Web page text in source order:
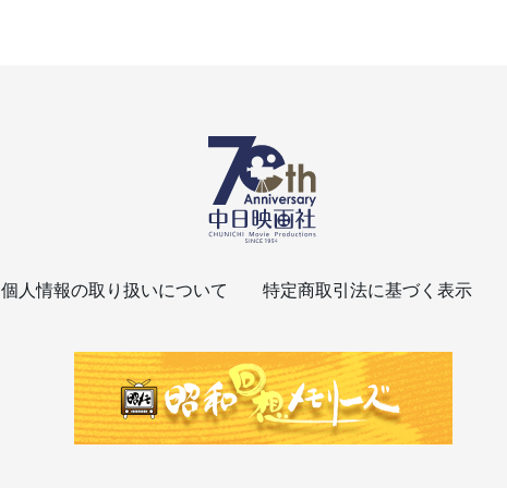
個人情報の取り扱いについて 特定商取引法に基づく表示